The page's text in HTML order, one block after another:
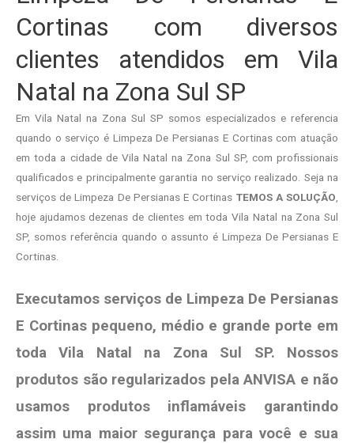
Cortinas com diversos
clientes atendidos em Vila
Natal na Zona Sul SP
Em Vila Natal na Zona Sul SP somos especializados e referencia
quando o serviço é Limpeza De Persianas E Cortinas com atuação
em toda a cidade de Vila Natal na Zona Sul SP, com profissionais
qualificados e principalmente garantia no serviço realizado. Seja na
serviços de Limpeza De Persianas E Cortinas TEMOS A SOLUÇÃO
hoje ajudamos dezenas de clientes em toda Vila Natal na Zona Sul
SP, somos referência quando o assunto é Limpeza De Persianas E
Cortinas.
Executamos serviços de Limpeza De Persianas
E Cortinas pequeno, médio e grande porte em
toda Vila Natal na Zona Sul SP. Nossos
produtos são regularizados pela ANVISA e não
usamos produtos inflamáveis garantindo
assim uma maior segurança para você e sua